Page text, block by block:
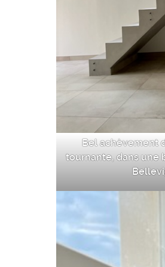
Bel achèvement
tournante, dans une